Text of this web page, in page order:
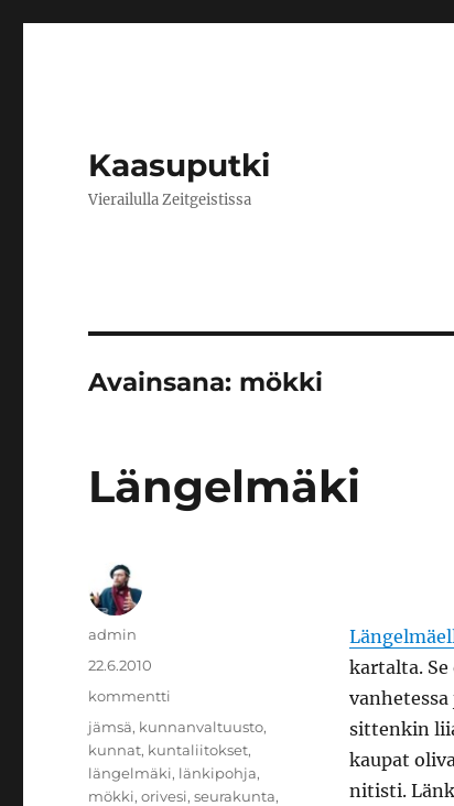
Kaasuputki
Vierailulla Zeitgeistissa
Avainsana: mökki
Längelmäki
kartalta.
vanhetessa
sittenkin
kaupat
nitisti.
Kirjoittaja
admin
Julkaistu
22.6.2010
Kategoriat
kommentti
Avainsanat
jämsä, kunnanvaltuusto,
kunnat, kuntaliitokset,
längelmäki, länkipohja,
mökki,orivesi,seurakunta,